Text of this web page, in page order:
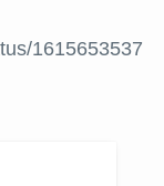
1615653537